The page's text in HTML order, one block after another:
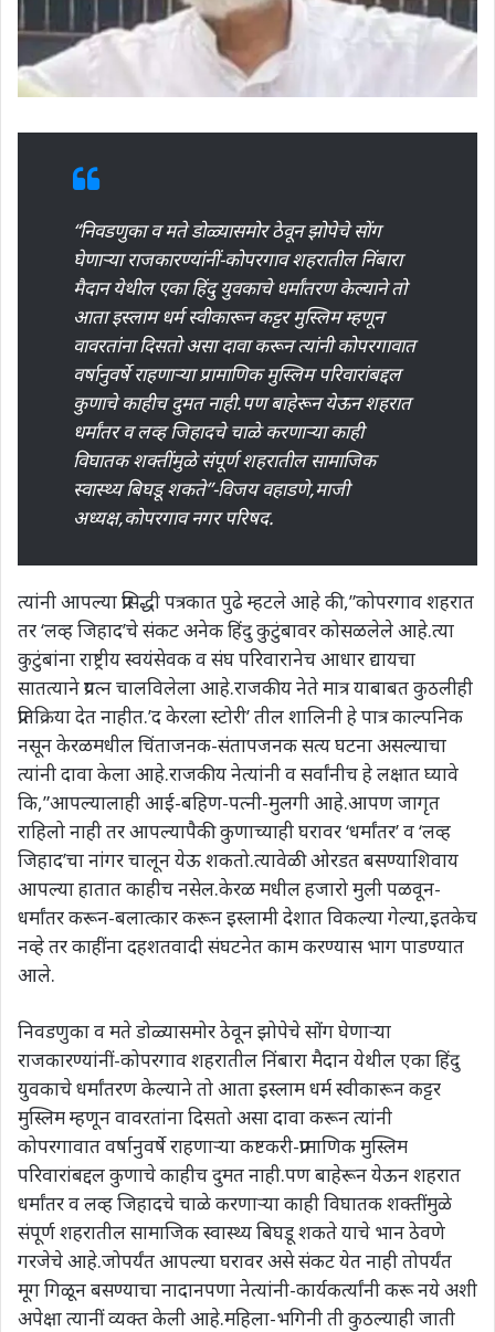
“निवडणुका व मते डोळ्यासमोर ठेवून झोपेचे सोंग
घेणाऱ्या राजकारण्यांनीं-कोपरगाव शहरातील निंबारा
मैदान येथील एका हिंदु युवकाचे धर्मांतरण केल्याने तो
आता इस्लाम धर्म स्वीकारून कट्टर मुस्लिम म्हणून
वावरतांना दिसतो असा दावा करून त्यांनी कोपरगावात
वर्षानुवर्षे राहणाऱ्या प्रामाणिक मुस्लिम परिवारांबद्दल
कुणाचे काहीच दुमत नाही.पण बाहेरून येऊन शहरात
धर्मांतर व लव्ह जिहादचे चाळे करणाऱ्या काही
विघातक शक्तींमुळे संपूर्ण शहरातील सामाजिक
स्वास्थ्य बिघडू शकते”-विजय वहाडणे,माजी
अध्यक्ष,कोपरगाव नगर परिषद.
त्यांनी आपल्या प्रसिद्धी पत्रकात पुढे म्हटले आहे की,”कोपरगाव शहरात
तर ‘लव्ह जिहाद’चे संकट अनेक हिंदु कुटुंबावर कोसळलेले आहे.त्या
कुटुंबांना राष्ट्रीय स्वयंसेवक व संघ परिवारानेच आधार द्यायचा
सातत्याने प्रयत्न चालविलेला आहे.राजकीय नेते मात्र याबाबत कुठलीही
प्रतिक्रिया देत नाहीत.’द केरला स्टोरी’ तील शालिनी हे पात्र काल्पनिक
नसून केरळमधील चिंताजनक-संतापजनक सत्य घटना असल्याचा
त्यांनी दावा केला आहे.राजकीय नेत्यांनी व सर्वांनीच हे लक्षात घ्यावे
कि,”आपल्यालाही आई-बहिण-पत्नी-मुलगी आहे.आपण जागृत
राहिलो नाही तर आपल्यापैकी कुणाच्याही घरावर ‘धर्मांतर’ व ‘लव्ह
जिहाद’चा नांगर चालून येऊ शकतो.त्यावेळी ओरडत बसण्याशिवाय
आपल्या हातात काहीच नसेल.केरळ मधील हजारो मुली पळवून-
धर्मांतर करून-बलात्कार करून इस्लामी देशात विकल्या गेल्या,इतकेच
नव्हे तर काहींना दहशतवादी संघटनेत काम करण्यास भाग पाडण्यात
आले.
निवडणुका व मते डोळ्यासमोर ठेवून झोपेचे सोंग घेणाऱ्या
राजकारण्यांनीं-कोपरगाव शहरातील निंबारा मैदान येथील एका हिंदु
युवकाचे धर्मांतरण केल्याने तो आता इस्लाम धर्म स्वीकारून कट्टर
मुस्लिम म्हणून वावरतांना दिसतो असा दावा करून त्यांनी
कोपरगावात वर्षानुवर्षे राहणाऱ्या कष्टकरी-प्रामाणिक मुस्लिम
परिवारांबद्दल कुणाचे काहीच दुमत नाही.पण बाहेरून येऊन शहरात
धर्मांतर व लव्ह जिहादचे चाळे करणाऱ्या काही विघातक शक्तींमुळे
संपूर्ण शहरातील सामाजिक स्वास्थ्य बिघडू शकते याचे भान ठेवणे
गरजेचे आहे.जोपर्यंत आपल्या घरावर असे संकट येत नाही तोपर्यंत
मूग गिळून बसण्याचा नादानपणा नेत्यांनी-कार्यकर्त्यांनी करू नये अशी
अपेक्षा त्यानीं व्यक्त केली आहे.महिला-भगिनी ती कुठल्याही जाती